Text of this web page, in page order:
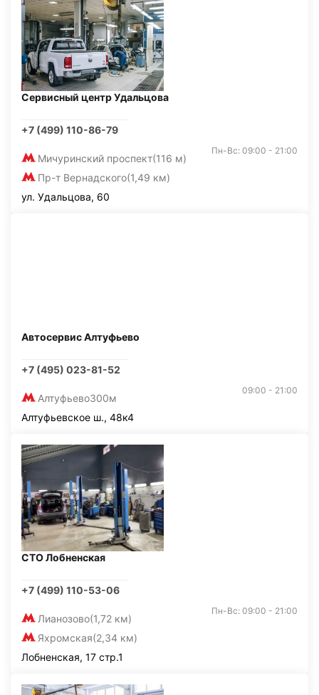
Сервисный центр Удальцова
+7 (499) 110-86-79
Мичуринский проспект(116 м)
Пр-т Вернадского(1,49 км)
Пн-Вс: 09:00 - 21:00
ул. Удальцова, 60
Автосервис Алтуфьево
+7 (495) 023-81-52
Алтуфьево300м
09:00 - 21:00
Алтуфьевское ш., 48к4
СТО Лобненская
+7 (499) 110-53-06
Лианозово(1,72 км)
Яхромская(2,34 км)
Пн-Вс: 09:00 - 21:00
Лобненская, 17 стр.1